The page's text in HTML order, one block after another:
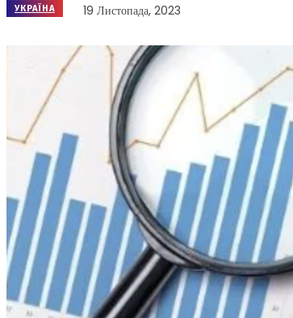
УКРАЇНА 19 Листопада, 2023